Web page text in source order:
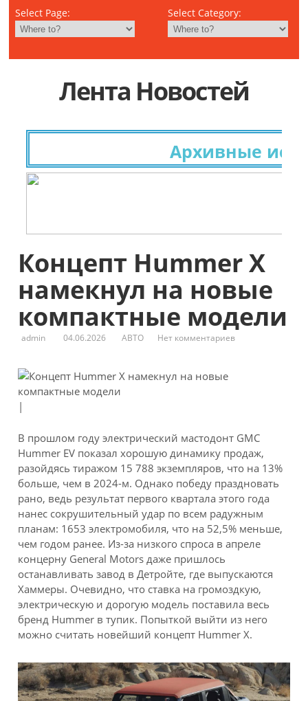
Select Page: Select Category:
Лента Новостей
Архивные
Концепт Hummer X
намекнул на новые
компактные модели
admin 04.06.2026 АВТО Нет комментариев
|
В прошлом году электрический мастодонт GMC
Hummer EV показал хорошую динамику продаж,
разойдясь тиражом 15 788 экземпляров, что на 13%
больше, чем в 2024-м. Однако победу праздновать
рано, ведь результат первого квартала этого года
нанес сокрушительный удар по всем радужным
планам: 1653 электромобиля, что на 52,5% меньше,
чем годом ранее. Из-за низкого спроса в апреле
концерну General Motors даже пришлось
останавливать завод в Детройте, где выпускаются
Хаммеры. Очевидно, что ставка на громоздкую,
электрическую и дорогую модель поставила весь
бренд Hummer в тупик. Попыткой выйти из него
можно считать новейший концепт Hummer X.